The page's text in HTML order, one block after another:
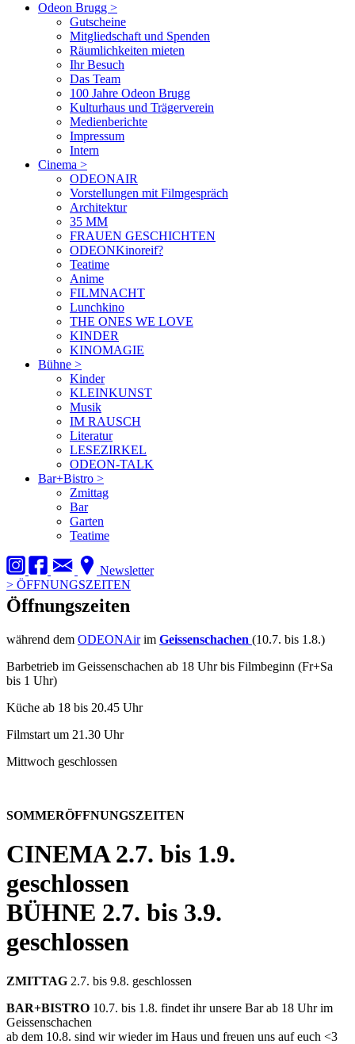
Odeon Brugg >
Gutscheine
Mitgliedschaft und Spenden
Räumlichkeiten mieten
Ihr Besuch
Das Team
100 Jahre Odeon Brugg
Kulturhaus und Trägerverein
Medienberichte
Impressum
Intern
Cinema >
ODEONAIR
Vorstellungen mit Filmgespräch
Architektur
35 MM
FRAUEN GESCHICHTEN
ODEONKinoreif?
Teatime
Anime
FILMNACHT
Lunchkino
THE ONES WE LOVE
KINDER
KINOMAGIE
Bühne >
Kinder
KLEINKUNST
Musik
IM RAUSCH
Literatur
LESEZIRKEL
ODEON-TALK
Bar+Bistro >
Zmittag
Bar
Garten
Teatime
Newsletter
> ÖFFNUNGSZEITEN
Öffnungszeiten
während dem ODEONAirim Geissenschachen (10.7. bis 1.8.)
Barbetrieb im Geissenschachen ab 18 Uhr bis Filmbeginn (Fr+Sa
bis 1 Uhr)
Küche ab 18 bis 20.45 Uhr
Filmstart um 21.30 Uhr
Mittwoch geschlossen
SOMMERÖFFNUNGSZEITEN
CINEMA2.7. bis 1.9.
geschlossen
BÜHNE 2.7. bis 3.9.
geschlossen
ZMITTAG 2.7. bis 9.8. geschlossen
BAR+BISTRO 10.7. bis 1.8. findet ihr unsere Bar ab 18 Uhr im
Geissenschachen
ab dem 10.8. sind wir wieder im Haus und freuen uns auf euch <3